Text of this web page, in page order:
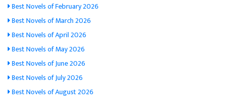
Best Novels of February 2026
Best Novels of March 2026
Best Novels of April 2026
Best Novels of May 2026
Best Novels of June 2026
Best Novels of July 2026
Best Novels of August 2026